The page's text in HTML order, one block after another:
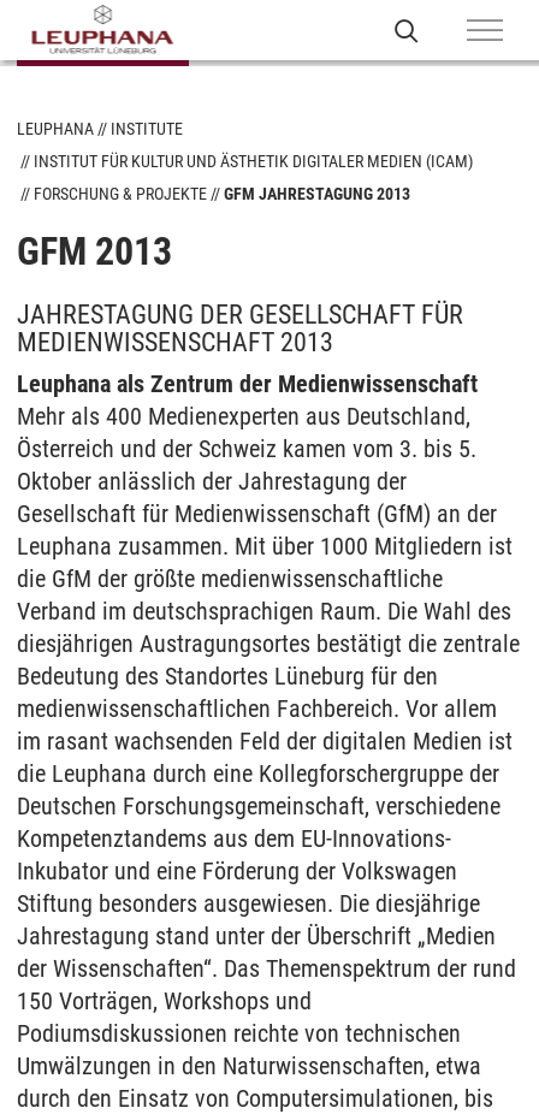
LEUPHANA
INSTITUTE
INSTITUT FÜR KULTUR UND ÄSTHETIK DIGITALER MEDIEN (ICAM)
FORSCHUNG & PROJEKTE
GFM JAHRESTAGUNG 2013
GFM 2013
JAHRESTAGUNG DER GESELLSCHAFT FÜR
MEDIENWISSENSCHAFT 2013
Leuphana als Zentrum der Medienwissenschaft
Mehr als 400 Medienexperten aus Deutschland,
Österreich und der Schweiz kamen vom 3. bis 5.
Oktober anlässlich der Jahrestagung der
Gesellschaft für Medienwissenschaft (GfM) an der
Leuphana zusammen. Mit über 1000 Mitgliedern ist
die GfM der größte medienwissenschaftliche
Verband im deutschsprachigen Raum. Die Wahl des
diesjährigen Austragungsortes bestätigt die zentrale
Bedeutung des Standortes Lüneburg für den
medienwissenschaftlichen Fachbereich. Vor allem
im rasant wachsenden Feld der digitalen Medien ist
die Leuphana durch eine Kollegforschergruppe der
Deutschen Forschungsgemeinschaft, verschiedene
Kompetenztandems aus dem EU-Innovations-
Inkubator und eine Förderung der Volkswagen
Stiftung besonders ausgewiesen. Die diesjährige
Jahrestagung stand unter der Überschrift „Medien
der Wissenschaften“. Das Themenspektrum der rund
150 Vorträgen, Workshops und
Podiumsdiskussionen reichte von technischen
Umwälzungen in den Naturwissenschaften, etwa
durch den Einsatz von Computersimulationen, bis